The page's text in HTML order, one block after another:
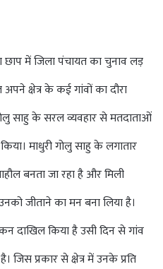
छाप में जिला पंचायत का चुनाव लड़
क्षेत्र के कई गांवों का दौरा
साहु के सरल व्यवहार से मतदाताओं
माधुरी गोलु साहु के लगातार
बनता जा रहा है और मिली
जीताने का मन बना लिया है।
दाखिल किया है उसी दिन से गांव
जिस प्रकार से क्षेत्र में उनके प्रति